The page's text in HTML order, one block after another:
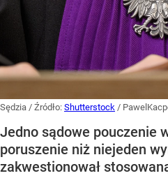
Sędzia / Źródło: Shutterstock /
Jedno sądowe pouczenie
poruszenie niż niejeden
zakwestionował